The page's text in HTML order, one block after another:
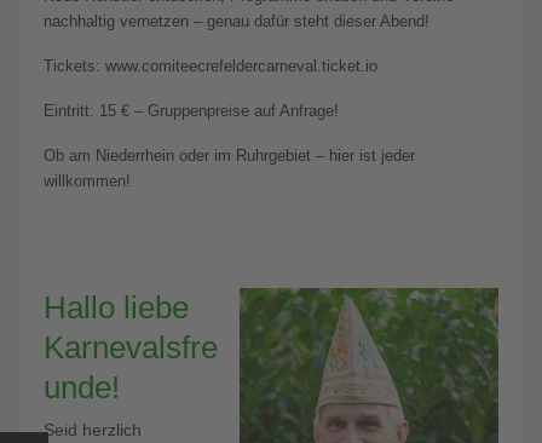
nachhaltig vernetzen – genau dafür steht dieser Abend!
Tickets: www.comiteecrefeldercarneval.ticket.io
Eintritt: 15 € – Gruppenpreise auf Anfrage!
Ob am Niederrhein oder im Ruhrgebiet – hier ist jeder
willkommen!
Hallo liebe
Karnevalsfre
unde!
Seid herzlich